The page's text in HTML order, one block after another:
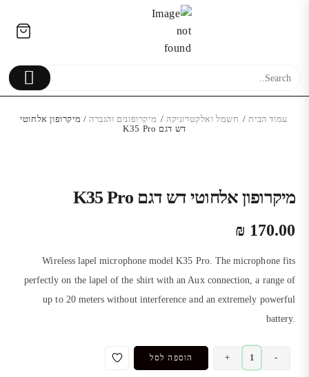
עמוד הבית/ חשמל ואלקטרוניקה / מיקרופונים והגברה / מיקרופון אלחוטי
דש דגם K35 Pro
מיקרופון אלחוטי דש דגם K35 Pro
₪ 170.00
Wireless lapel microphone model K35 Pro. The microphone fits
perfectly on the lapel of the shirt with an Aux connection, a range of
up to 20 meters without interference and an extremely powerful
battery.
-
כמות
של
+ הוספה לסל
2
היה: